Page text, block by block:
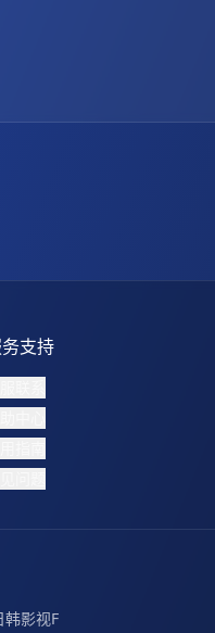
支持
韩影视F